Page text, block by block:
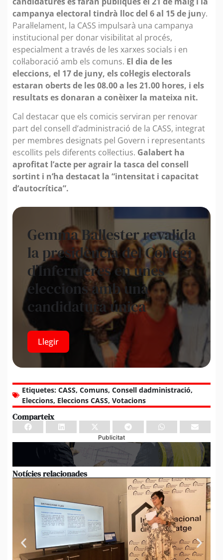
campanya electoral tindrà lloc del 6 al 15 de juny.
Paral·lelament, la CASS impulsarà una campanya
institucional per donar visibilitat al procés,
especialment a través de les xarxes socials i en
col·laboració amb els comuns. El dia de les
eleccions, el 17 de juny, els col·legis electorals
estaran oberts de les 08.00 a les 21.00 hores, i els
resultats es donaran a conèixer la mateixa nit.
Cal destacar que els comicis serviran per renovar
part del consell d’administració de la CASS, integrat
per membres designats pel Govern i representants
escollits pels diferents col·lectius. Galabert ha
aprofitat l’acte per agrair la tasca del consell
sortint i n’ha destacat la “intensitat i capacitat
d’autocrítica”.
Gemma Ballester revalida
la presidència del Col·legi
d’Infermeres en unes
eleccions amb una
candidatura única
Llegir
Etiquetes: CASS, Comuns, Consell dadministració,
Eleccions, Eleccions CASS, Votacions
Comparteix
Publicitat
Notícies relacionades